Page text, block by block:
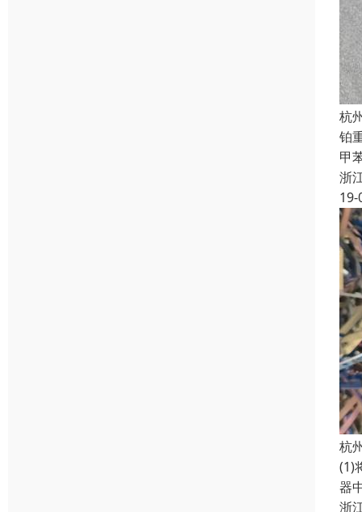
杭
铂
甲
浙
19-
杭
(1)
器
浙